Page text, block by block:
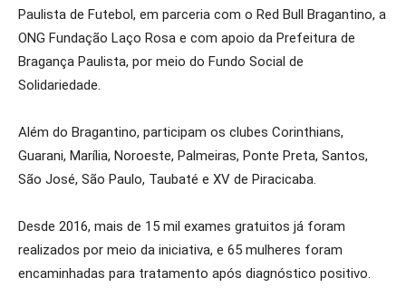
Paulista de Futebol, em parceria com o Red Bull Bragantino, a
ONG Fundação Laço Rosa e com apoio da Prefeitura de
Bragança Paulista, por meio do Fundo Social de
Solidariedade.
Além do Bragantino, participam os clubes Corinthians,
Guarani, Marília, Noroeste, Palmeiras, Ponte Preta, Santos,
São José, São Paulo, Taubaté e XV de Piracicaba.
Desde 2016, mais de 15 mil exames gratuitos já foram
realizados por meio da iniciativa, e 65 mulheres foram
encaminhadas para tratamento após diagnóstico positivo.